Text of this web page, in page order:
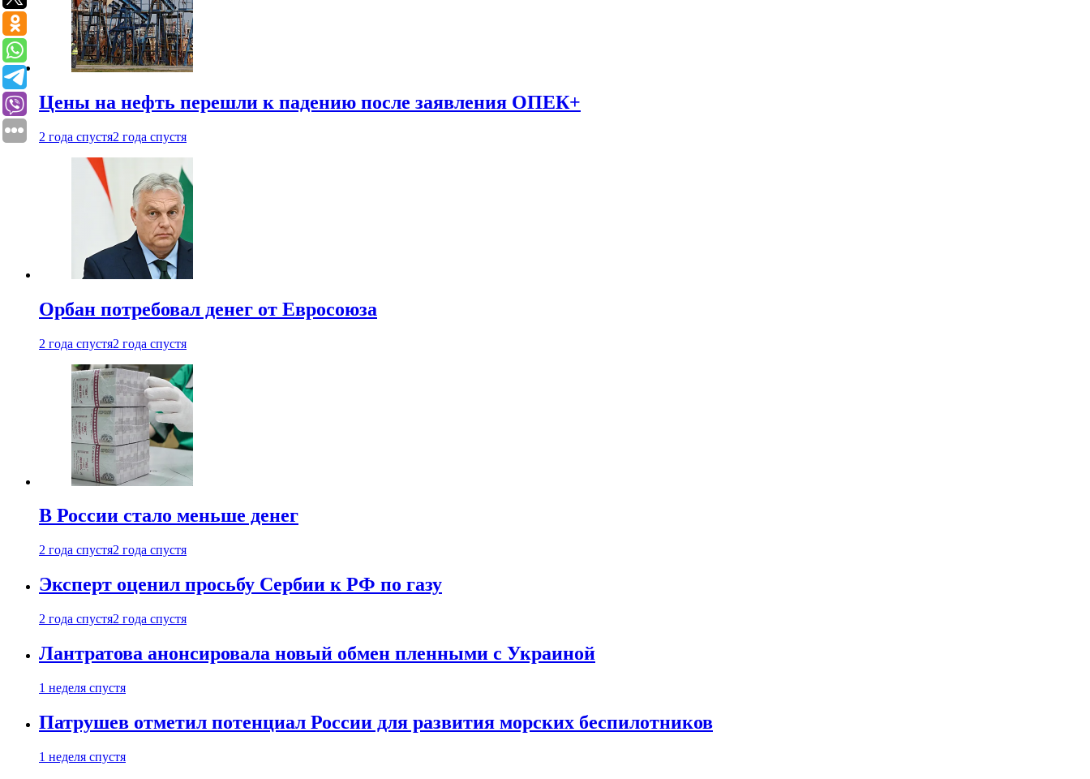
Цены на нефть перешли к падению после заявления ОПЕК+
2 года спустя2 года спустя
Орбан потребовал денег от Евросоюза
2 года спустя2 года спустя
В России стало меньше денег
2 года спустя2 года спустя
Эксперт оценил просьбу Сербии к РФ по газу
2 года спустя2 года спустя
Лантратова анонсировала новый обмен пленными с Украиной
1 неделя спустя
Патрушев отметил потенциал России для развития морских беспилотников
1 неделя спустя